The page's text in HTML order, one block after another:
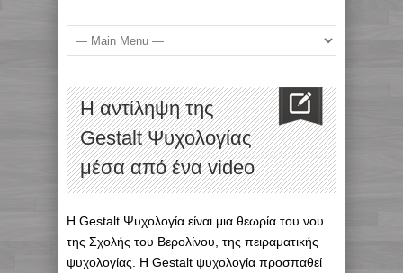
H αντίληψη της
Gestalt Ψυχολογίας
μέσα από ένα video
H Gestalt Ψυχολογία είναι μια θεωρία του νου
της Σχολής του Βερολίνου, της πειραματικής
ψυχολογίας. H Gestalt ψυχολογία προσπαθεί